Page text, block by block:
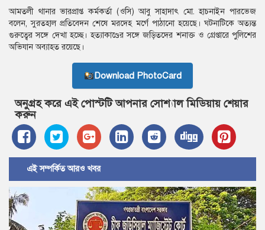
আমতলী থানার ভারপ্রাপ্ত কর্মকর্তা (ওসি) আবু সাহাদাৎ মো. হাচনাইন পারভেজ
বলেন, সুরতহাল প্রতিবেদন শেষে মরদেহ মর্গে পাঠানো হয়েছে। ঘটনাটিকে অত্যন্ত
গুরুত্বের সঙ্গে দেখা হচ্ছে। হত্যাকাণ্ডের সঙ্গে জড়িতদের শনাক্ত ও গ্রেপ্তারে পুলিশের
অভিযান অব্যাহত রয়েছে।
Download PhotoCard
অনুগ্রহ করে এই পোস্টটি আপনার সোশ্যাল মিডিয়ায় শেয়ার
করুন
এই সম্পর্কিত আরও খবর